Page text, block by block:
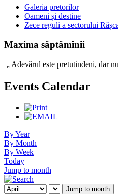
Galeria pretorilor
Oameni și destine
Zece reguli a sectorului
Maxima săptămînii
„ Adevărul este
Events Calendar
By Year
By Month
By Week
Today
Jump to month
Jump to month